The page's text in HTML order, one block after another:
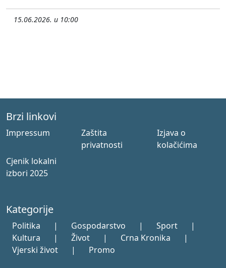
15.06.2026. u 10:00
Brzi linkovi
Impressum
Zaštita
privatnosti
Izjava o
kolačićima
Cjenik lokalni
izbori 2025
Kategorije
Politika | Gospodarstvo | Sport
|
Kultura
| Život | Crna Kronika
|
Vjerski život
| Promo